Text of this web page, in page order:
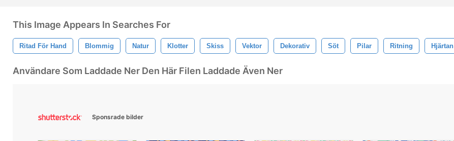
This Image Appears In Searches For
Ritad För Hand Blommig Natur Klotter Skiss Vektor Dekorativ Söt Pilar Ritning Hjärtan
Användare Som Laddade Ner Den Här Filen Laddade Även Ner
Sponsrade bilder